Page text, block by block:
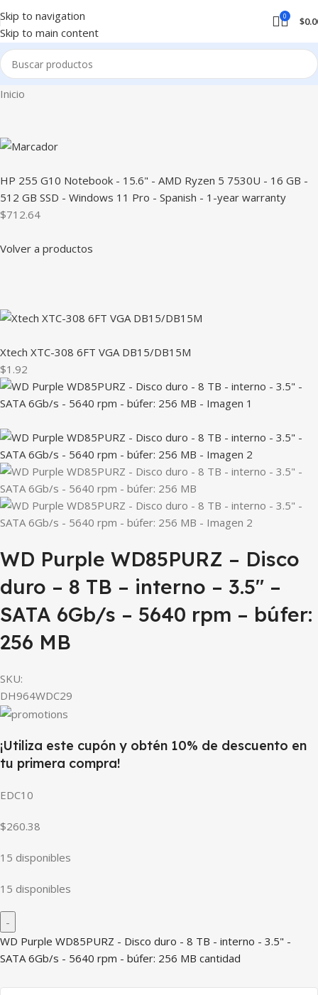
Skip to navigation
Skip to main content
0 $
Inicio
HP 255 G10 Notebook - 15.6" - AMD Ryzen 5 7530U - 16 GB -
512 GB SSD - Windows 11 Pro - Spanish - 1-year warranty
$712.64
Volver a productos
Xtech XTC-308 6FT VGA DB15/DB15M
$1.92
WD Purple WD85PURZ – Disco
duro – 8 TB – interno – 3.5″ –
SATA 6Gb/s – 5640 rpm – búfer:
256 MB
SKU:
DH964WDC29
¡Utiliza este cupón y obtén 10% de descuento en
tu primera compra!
EDC10
$260.38
15 disponibles
15 disponibles
WD Purple WD85PURZ - Disco duro - 8 TB - interno - 3.5" -
SATA 6Gb/s - 5640 rpm - búfer: 256 MB cantidad